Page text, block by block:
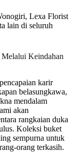
Lexa Florist
lain di seluruh
Melalui Keindahan
karir
belasungkawa,
mendalam
akan
rangkaian duka
Koleksi buket
sempurna untuk
orang terkasih.